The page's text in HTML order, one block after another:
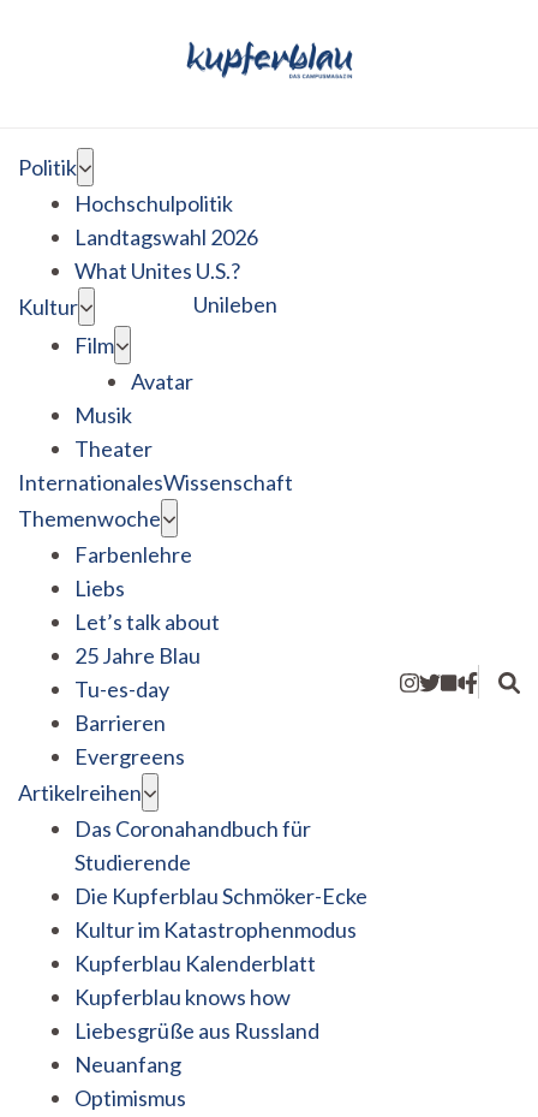
Politik
Hochschulpolitik
Landtagswahl 2026
What Unites U.S.?
Kultur
Film
Avatar
Musik
Theater
Unileben
InternationalesWissenschaft
Themenwoche
Farbenlehre
Liebs
Let’s talk about
25 Jahre Blau
Tu-es-day
Barrieren
Evergreens
Artikelreihen
Das Coronahandbuch für
Studierende
Die Kupferblau Schmöker-Ecke
Kultur im Katastrophenmodus
Kupferblau Kalenderblatt
Kupferblau knows how
Liebesgrüße aus Russland
Neuanfang
Optimismus